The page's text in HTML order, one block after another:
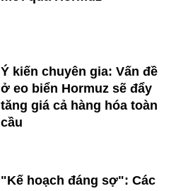
Ý kiến chuyên gia: Vấn đề
ở eo biển Hormuz sẽ đẩy
tăng giá cả hàng hóa toàn
cầu
"Kế hoạch đáng sợ": Các